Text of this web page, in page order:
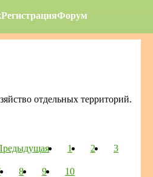
РегистрацияФорум
отдельных территорий.
1 2 3
8 9 10